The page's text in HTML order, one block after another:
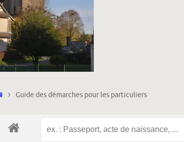
Accueil
Guide des démarches pour les particuliers